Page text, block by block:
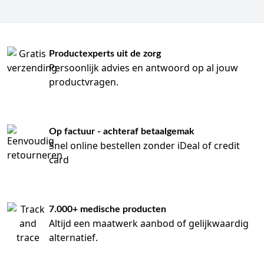
Productexperts uit de zorg
Persoonlijk advies en antwoord op al jouw
productvragen.
Op factuur - achteraf betaalgemak
Snel online bestellen zonder iDeal of credit
card
7.000+ medische producten
Altijd een maatwerk aanbod of gelijkwaardig
alternatief.